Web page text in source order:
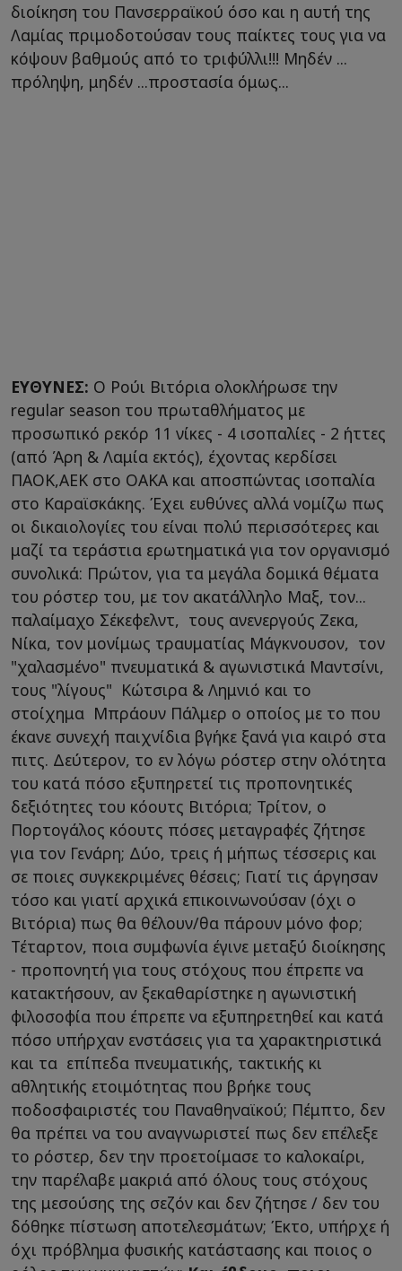
διοίκηση του Πανσερραϊκού όσο και η αυτή της
Λαμίας πριμοδοτούσαν τους παίκτες τους για να
κόψουν βαθμούς από το τριφύλλι!!! Μηδέν ...
πρόληψη, μηδέν ...προστασία όμως...
ΕΥΘΥΝΕΣ: Ο Ρούι Βιτόρια ολοκλήρωσε την
regular season του πρωταθλήματος με
προσωπικό ρεκόρ 11 νίκες - 4 ισοπαλίες - 2 ήττες
(από Άρη & Λαμία εκτός), έχοντας κερδίσει
ΠΑΟΚ,ΑΕΚ στο ΟΑΚΑ και αποσπώντας ισοπαλία
στο Καραϊσκάκης. Έχει ευθύνες αλλά νομίζω πως
οι δικαιολογίες του είναι πολύ περισσότερες και
μαζί τα τεράστια ερωτηματικά για τον οργανισμό
συνολικά: Πρώτον, για τα μεγάλα δομικά θέματα
του ρόστερ του, με τον ακατάλληλο Μαξ, τον...
παλαίμαχο Σέκεφελντ, τους ανενεργούς Ζεκα,
Νίκα, τον μονίμως τραυματίας Μάγκνουσον, τον
"χαλασμένο" πνευματικά & αγωνιστικά Μαντσίνι,
τους "λίγους" Κώτσιρα & Λημνιό και το
στοίχημα Μπράουν Πάλμερ ο οποίος με το που
έκανε συνεχή παιχνίδια βγήκε ξανά για καιρό στα
πιτς. Δεύτερον, το εν λόγω ρόστερ στην ολότητα
του κατά πόσο εξυπηρετεί τις προπονητικές
δεξιότητες του κόουτς Βιτόρια; Τρίτον, ο
Πορτογάλος κόουτς πόσες μεταγραφές ζήτησε
για τον Γενάρη; Δύο, τρεις ή μήπως τέσσερις και
σε ποιες συγκεκριμένες θέσεις; Γιατί τις άργησαν
τόσο και γιατί αρχικά επικοινωνούσαν (όχι ο
Βιτόρια) πως θα θέλουν/θα πάρουν μόνο φορ;
Τέταρτον, ποια συμφωνία έγινε μεταξύ διοίκησης
- προπονητή για τους στόχους που έπρεπε να
κατακτήσουν, αν ξεκαθαρίστηκε η αγωνιστική
φιλοσοφία που έπρεπε να εξυπηρετηθεί και κατά
πόσο υπήρχαν ενστάσεις για τα χαρακτηριστικά
και τα επίπεδα πνευματικής, τακτικής κι
αθλητικής ετοιμότητας που βρήκε τους
ποδοσφαιριστές του Παναθηναϊκού; Πέμπτο, δεν
θα πρέπει να του αναγνωριστεί πως δεν επέλεξε
το ρόστερ, δεν την προετοίμασε το καλοκαίρι,
την παρέλαβε μακριά από όλους τους στόχους
της μεσούσης της σεζόν και δεν ζήτησε / δεν του
δόθηκε πίστωση αποτελεσμάτων; Έκτο, υπήρχε ή
όχι πρόβλημα φυσικής κατάστασης και ποιος ο